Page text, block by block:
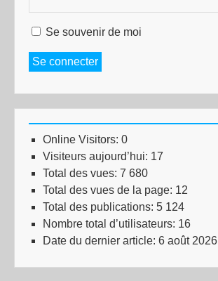
Se souvenir de moi
Se connecter
Online Visitors: 0
Visiteurs aujourd’hui: 17
Total des vues: 7 680
Total des vues de la page: 12
Total des publications: 5 124
Nombre total d’utilisateurs: 16
Date du dernier article: 6 août 2026